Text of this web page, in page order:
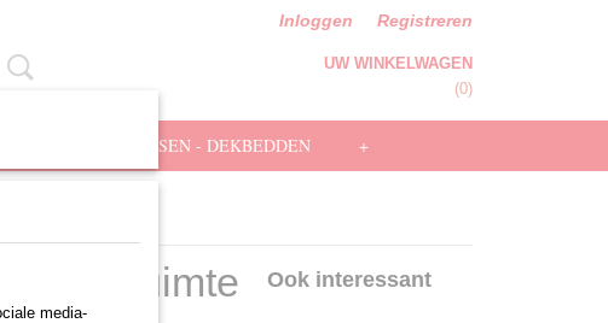
Inloggen Registreren
UW WINKELWAGEN
(0)
HOOFDKUSSEN - DEKBEDDEN +
Ook interessant
media-